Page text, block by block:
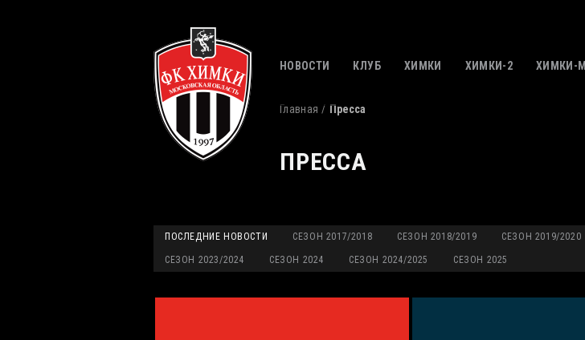
НОВОСТИ КЛУБ ХИМКИ ХИМКИ-2 ХИМКИ-M
Главная Пресса
ПРЕССА
ПОСЛЕДНИЕ НОВОСТИ СЕЗОН 2017/2018 СЕЗОН 2018/2019 СЕЗОН 2019/2020
СЕЗОН 2023/2024 СЕЗОН 2024 СЕЗОН 2024/2025 СЕЗОН 2025